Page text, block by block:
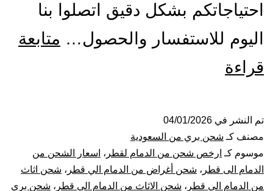
احتياجاتكم بشكل دقيق اتصلوا بنا
اليوم للاستفسار والحصول… متابعة
قراءة
من
الدمام
الي
تم النشر في 04/01/2026
مصنف كـ شحن بري من السعودية
موسوم كـ ارخص شحن من الدمام لقطر ، اسعار الشحن من
الدمام الى قطر ، شحن أغراض من الدمام الي قطر ، شحن اثاث
من الدمام الى قطر ، شحن الاثاث من الدمام الى قطر ، شحن بري